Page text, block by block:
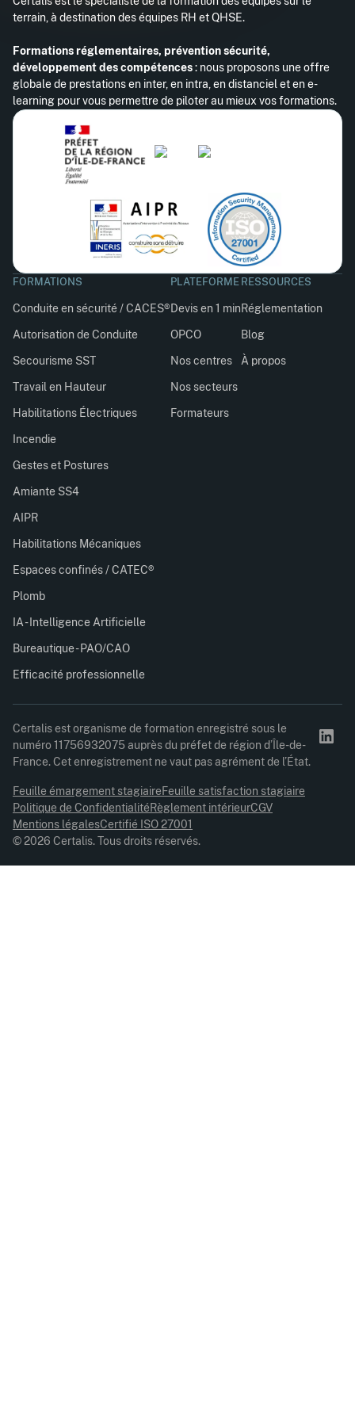
terrain, à destination des équipes RH et QHSE.
Formations réglementaires, prévention sécurité,
développement des compétences: nous proposons une offre
globale de prestations en inter, en intra, en distanciel et en e-
learning pour vous permettre de piloter au mieux vos formations.
FORMATIONS
Conduite en sécurité / CACES®
Autorisation de Conduite
Secourisme SST
Travail en Hauteur
Habilitations Électriques
Incendie
Gestes et Postures
Amiante SS4
AIPR
Habilitations Mécaniques
Espaces confinés / CATEC®
Plomb
IA - Intelligence Artificielle
Bureautique - PAO/CAO
Efficacité professionnelle
PLATEFORME
Devis en 1 min
OPCO
Nos centres
Nos secteurs
Formateurs
RESSOURCES
Réglementation
Blog
À propos
Certalis est organisme de formation enregistré sous le
numéro 11756932075 auprès du préfet de région d’Île-de-
France. Cet enregistrement ne vaut pas agrément de l’État.
© 2026 Certalis. Tous droits réservés.
Feuille émargement stagiaireFeuille satisfaction stagiaire
Politique de ConfidentialitéRèglement intérieurCGV
Mentions légalesCertifié ISO 27001